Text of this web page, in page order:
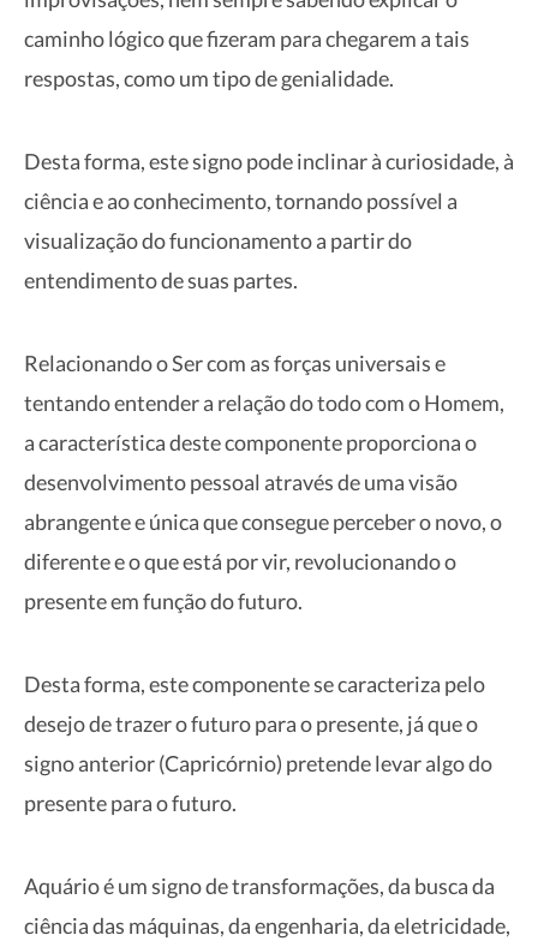
caminho lógico que fizeram para chegarem a tais
respostas, como um tipo de genialidade.
Desta forma, este signo pode inclinar à curiosidade, à
ciência e ao conhecimento, tornando possível a
visualização do funcionamento a partir do
entendimento de suas partes.
Relacionando o Ser com as forças universais e
tentando entender a relação do todo com o Homem,
a característica deste componente proporciona o
desenvolvimento pessoal através de uma visão
abrangente e única que consegue perceber o novo, o
diferente e o que está por vir, revolucionando o
presente em função do futuro.
Desta forma, este componente se caracteriza pelo
desejo de trazer o futuro para o presente, já que o
signo anterior (Capricórnio) pretende levar algo do
presente para o futuro.
Aquário é um signo de transformações, da busca da
ciência das máquinas, da engenharia, da eletricidade,